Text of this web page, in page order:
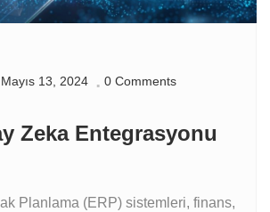
Mayıs 13, 2024 0 Comments
Zeka Entegrasyonu
Planlama (ERP) sistemleri, finans,